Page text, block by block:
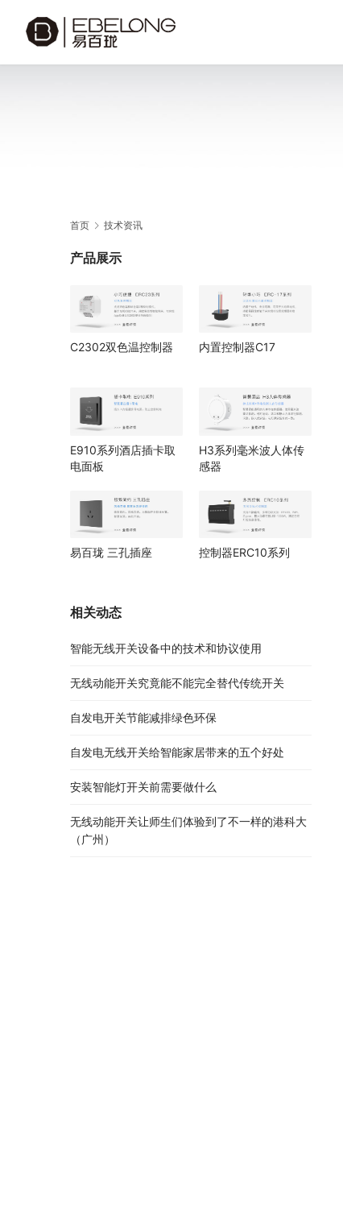
首页 技术资讯
产品展示
C2302双色温控制器 内置控制器C17
E910系列酒店插卡取
电面板
H3系列毫米波人体传
感器
易百珑 三孔插座 控制器ERC10系列
相关动态
智能无线开关设备中的技术和协议使用
无线动能开关究竟能不能完全替代传统开关
自发电开关节能减排绿色环保
自发电无线开关给智能家居带来的五个好处
安装智能灯开关前需要做什么
无线动能开关让师生们体验到了不一样的港科大
（广州）